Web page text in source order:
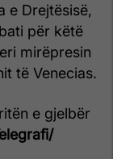
e Drejtësisë,
për këtë
mirëpresin
të Venecias.
e gjelbër